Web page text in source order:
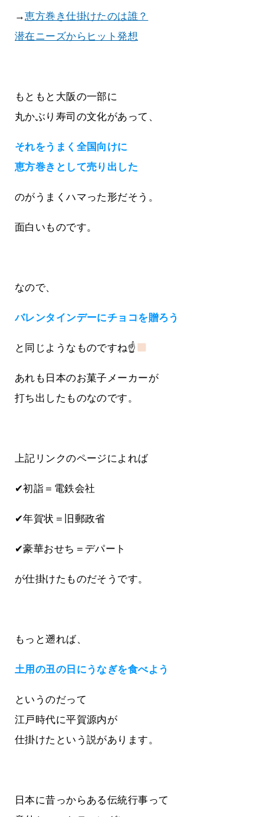
→恵方巻き仕掛けたのは誰？
潜在ニーズからヒット発想
もともと大阪の一部に
丸かぶり寿司の文化があって、
それをうまく全国向けに
恵方巻きとして売り出した
のがうまくハマった形だそう。
面白いものです。
なので、
バレンタインデーにチョコを贈ろう
と同じようなものですね☝
あれも日本のお菓子メーカーが
打ち出したものなのです。
上記リンクのページによれば
✔初詣＝電鉄会社
✔年賀状＝旧郵政省
✔豪華おせち＝デパート
が仕掛けたものだそうです。
もっと遡れば、
土用の丑の日にうなぎを食べよう
というのだって
江戸時代に平賀源内が
仕掛けたという説があります。
日本に昔っからある伝統行事って